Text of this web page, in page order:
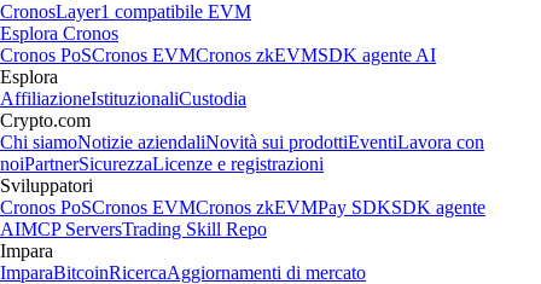
CronosLayer1 compatibile EVM
Esplora Cronos
Cronos PoSCronos EVMCronos zkEVMSDK agente AI
Esplora
AffiliazioneIstituzionaliCustodia
Crypto.com
Chi siamoNotizie aziendaliNovità sui prodottiEventiLavora con
noiPartnerSicurezzaLicenze e registrazioni
Sviluppatori
Cronos PoSCronos EVMCronos zkEVMPay SDKSDK agente
AIMCP ServersTrading Skill Repo
Impara
ImparaBitcoinRicercaAggiornamenti di mercato